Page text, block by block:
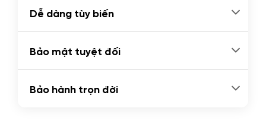
Dễ dàng tùy biến
Bảo mật tuyệt đối
Bảo hành trọn đời